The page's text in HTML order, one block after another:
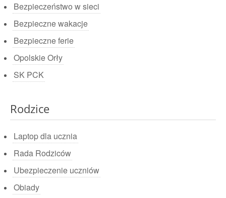
Bezpieczeństwo w sieci
Bezpieczne wakacje
Bezpieczne ferie
Opolskie Orły
SK PCK
Rodzice
Laptop dla ucznia
Rada Rodziców
Ubezpieczenie uczniów
Obiady